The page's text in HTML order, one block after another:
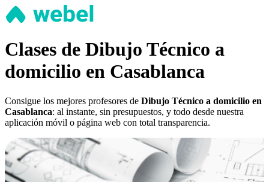
Clases de Dibujo Técnico a
domicilio en Casablanca
Consigue los mejores profesores de Dibujo Técnico a domicilio en
Casablanca: al instante, sin presupuestos, y todo desde nuestra
aplicación móvil o página web con total transparencia.